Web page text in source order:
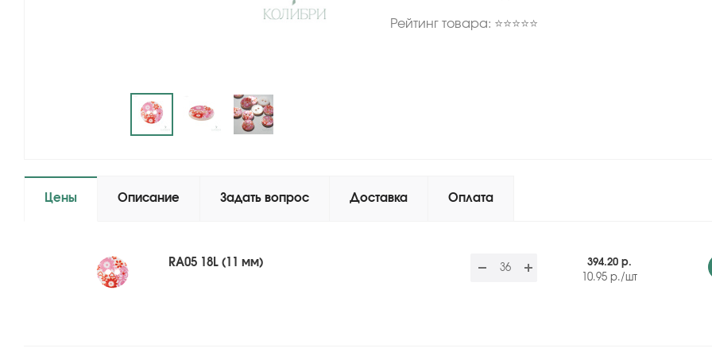
Рейтинг товара: ⭐⭐⭐⭐⭐
Цены Описание Задать вопрос Доставка Оплата
RA05 18L (11 мм)
394.20 р.
10.95 р./шт